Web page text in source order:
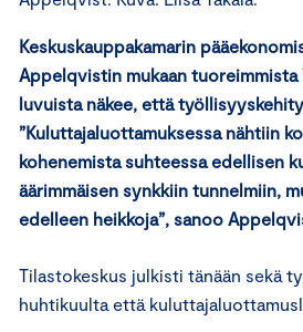
Keskuskauppakamarin
Appelqvistin mukaan tuoreimmista
luvuista näkee, että
”Kuluttajaluottamuksessa nähtiin
kohenemista suhteessa edellisen
äärimmäisen synkkiin tunnelmiin,
edelleen heikkoja”, sanoo
Tilastokeskus julkisti tänään sekä
huhtikuulta että